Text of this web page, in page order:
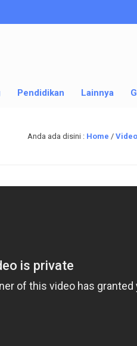
Pendidikan Lainnya
Anda ada disini : Home / Video